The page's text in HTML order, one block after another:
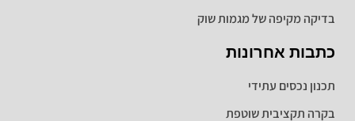
כתבות אחרונות
תכנון נכסים עתידי
בקרה תקציבית שוטפת
בדיקה מקיפה של מגמות שוק